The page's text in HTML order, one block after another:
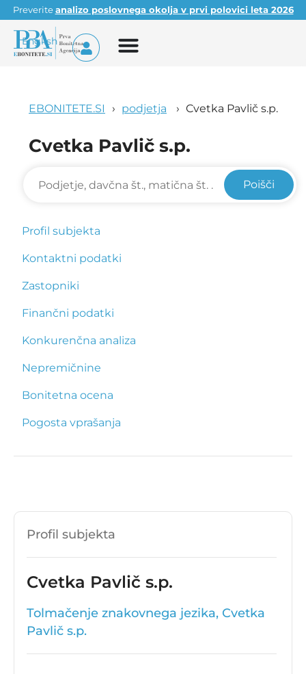
Preveriteanalizo poslovnega okolja v prvi polovici leta 2026
English
EBONITETE.SI podjetja Cvetka Pavlič s.p.
Cvetka Pavlič s.p.
Poišči
Profil subjekta
Kontaktni podatki
Zastopniki
Finančni podatki
Konkurenčna analiza
Nepremičnine
Bonitetna ocena
Pogosta vprašanja
Profil subjekta
Cvetka Pavlič s.p.
Tolmačenje znakovnega jezika, Cvetka
Pavlič s.p.